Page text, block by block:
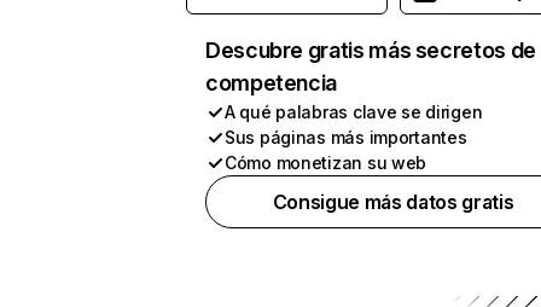
Descubre gratis más secretos de
competencia
A qué palabras clave se dirigen
Sus páginas más importantes
Cómo monetizan su web
Consigue más datos gratis